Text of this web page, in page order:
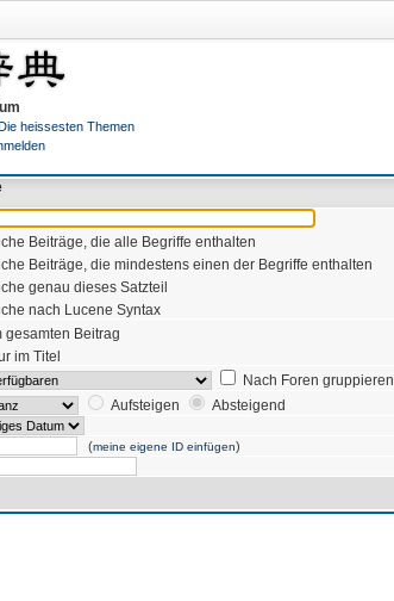
heissesten Themen
Beiträge, die alle Begriffe enthalten
Beiträge, die mindestens einen der Begriffe enthalten
genau dieses Satzteil
nach Lucene Syntax
gesamten Beitrag
im Titel
Nach Foren gruppieren
Aufsteigen
Absteigend
(meine eigene ID einfügen)